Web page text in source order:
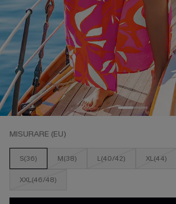
MISURARE (EU)
S(36) M(38) L(40/42) XL(44)
XXL(46/48)